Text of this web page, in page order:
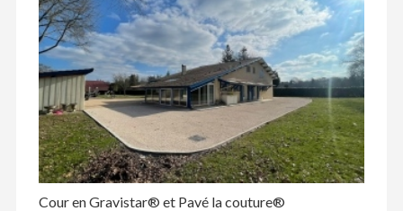
Cour en Gravistar® et Pavé la couture®